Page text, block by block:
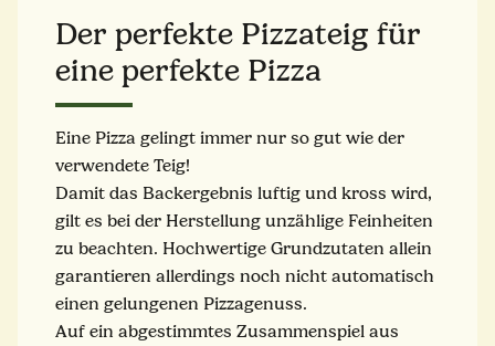
Der perfekte Pizzateig für
eine perfekte Pizza
Eine Pizza gelingt immer nur so gut wie der
verwendete Teig!
Damit das Backergebnis luftig und kross wird,
gilt es bei der Herstellung unzählige Feinheiten
zu beachten. Hochwertige Grundzutaten allein
garantieren allerdings noch nicht automatisch
einen gelungenen Pizzagenuss.
Auf ein abgestimmtes Zusammenspiel aus